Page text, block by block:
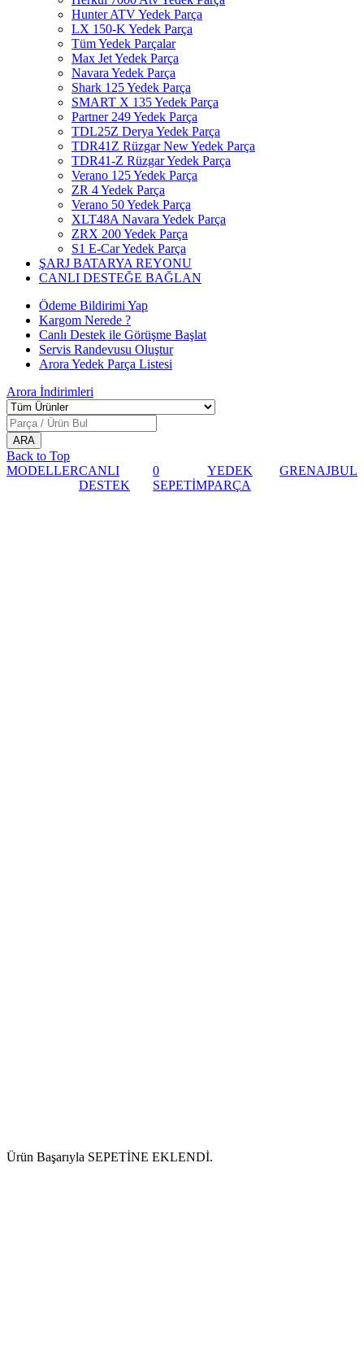
Hunter ATV Yedek Parça
LX 150-K Yedek Parça
Tüm Yedek Parçalar
Max Jet Yedek Parça
Navara Yedek Parça
Shark 125 Yedek Parça
SMART X 135 Yedek Parça
Partner 249 Yedek Parça
TDL25Z Derya Yedek Parça
TDR41Z Rüzgar New Yedek Parça
TDR41-Z Rüzgar Yedek Parça
Verano 125 Yedek Parça
ZR 4 Yedek Parça
Verano 50 Yedek Parça
XLT48A Navara Yedek Parça
ZRX 200 Yedek Parça
S1 E-Car Yedek Parça
ŞARJ BATARYA REYONU
CANLI DESTEĞE BAĞLAN
Ödeme Bildirimi Yap
Kargom Nerede ?
Canlı Destek ile Görüşme Başlat
Servis Randevusu Oluştur
Arora Yedek Parça Listesi
Arora İndirimleri
Back to Top
MODELLERCANLI
DESTEK
0
SEPETİM
YEDEK
PARÇA
GRENAJBUL
Ürün Başarıyla SEPETİNE EKLENDİ.